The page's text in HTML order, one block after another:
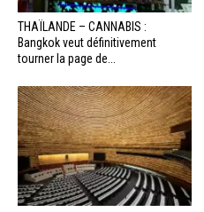
THAÏLANDE – CANNABIS :
Bangkok veut définitivement
tourner la page de...